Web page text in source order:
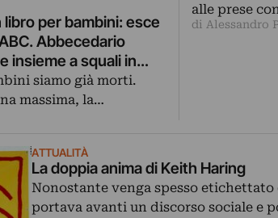
per bambini: esce
Abbecedario
insieme a squali in
siamo già morti.
massima, la…
alle prese
di Alessandro
ATTUALITÀ
La doppia anima di Keith Haring
Nonostante venga spesso
portava avanti un discorso sociale e